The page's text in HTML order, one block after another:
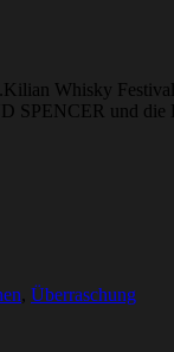
Whisky
SPENCER und
, Überraschung